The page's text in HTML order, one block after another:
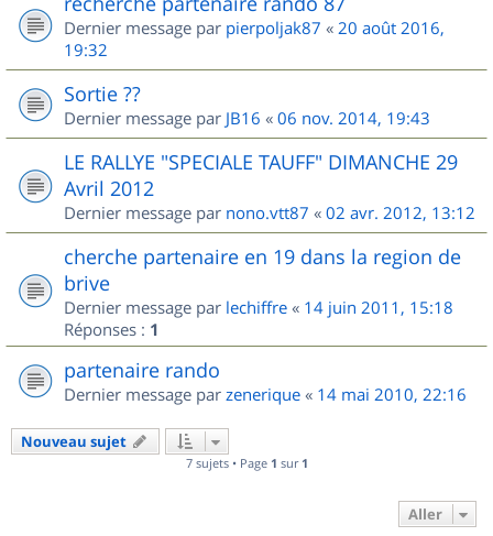
Dernier message par pierpoljak87 « 20 août 2016,
19:32
Sortie ??
Dernier message par JB16 « 06 nov. 2014, 19:43
LE RALLYE "SPECIALE TAUFF" DIMANCHE 29
Avril 2012
Dernier message par nono.vtt87 « 02 avr. 2012, 13:12
cherche partenaire en 19 dans la region de
brive
Dernier message par lechiffre « 14 juin 2011, 15:18
Réponses : 1
partenaire rando
Dernier message par zenerique « 14 mai 2010, 22:16
Nouveau sujet
7 sujets • Page 1 sur 1
Aller